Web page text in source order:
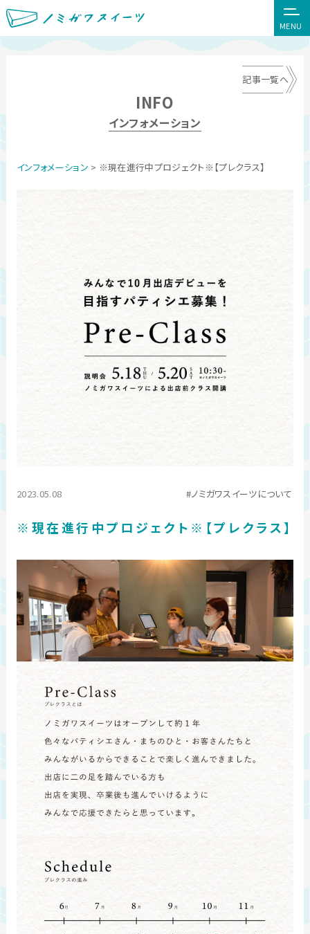
MENU
INFO
インフォメーション
記事一覧へ
インフォメーション > ※現在進行中プロジェクト※【プレクラス】
2023.05.08 ノミガワスイーツについて
※現在進行中プロジェクト※【プレクラス】